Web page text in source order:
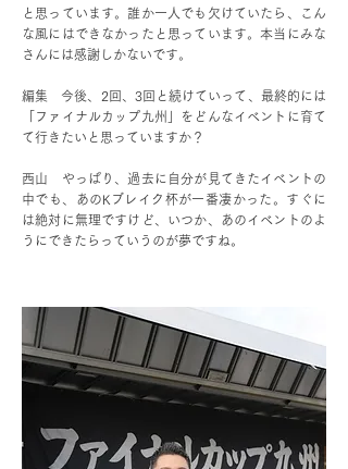
と思っています。誰か一人でも欠けていたら、こん
な風にはできなかったと思っています。本当にみな
さんには感謝しかないです。
編集 今後、2回、3回と続けていって、最終的には
「ファイナルカップ九州」をどんなイベントに育て
て行きたいと思っていますか？
西山 やっぱり、過去に自分が見てきたイベントの
中でも、あのKブレイク杯が一番凄かった。すぐに
は絶対に無理ですけど、いつか、あのイベントのよ
うにできたらっていうのが夢ですね。